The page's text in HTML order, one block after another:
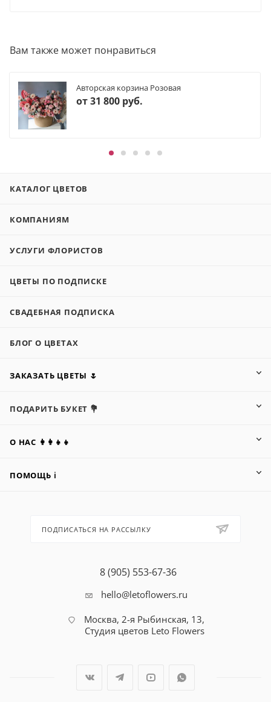
Вам также может понравиться
Авторская корзина Розовая
от31 800 руб.
КАТАЛОГ ЦВЕТОВ
КОМПАНИЯМ
УСЛУГИ ФЛОРИСТОВ
ЦВЕТЫ ПО ПОДПИСКЕ
СВАДЕБНАЯ ПОДПИСКА
БЛОГ О ЦВЕТАХ
ЗАКАЗАТЬ ЦВЕТЫ 🌷
ПОДАРИТЬ БУКЕТ 💐
О НАС 👩‍👩‍👧‍👧
ПОМОЩЬ ℹ️
ПОДПИСАТЬСЯ НА РАССЫЛКУ
8 (905) 553-67-36
hello@letoflowers.ru
Москва, 2-я Рыбинская, 13,
Студия цветов Leto Flowers